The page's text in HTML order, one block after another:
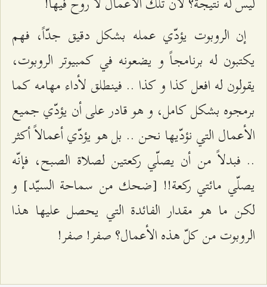
إن الروبوت يؤدّي عمله بشكل دقيق جدّاً، فهم
يكتبون له برنامجاً و يضعونه في كمبيوتر الروبوت،
يقولون له افعل كذا و كذا .. فينطلق لأداء مهامه كما
برمجوه بشكل كامل، و هو قادر على أن يؤدّي جميع
الأعمال التي نؤدّيها نحن .. بل هو يؤدّي أعمالاً أكثر
.. فبدلاً من أن يصلّي ركعتين لصلاة الصبح، فإنّه
يصلّي مائتي ركعة!! [ضحك من سماحة السيّد] و
لكن ما هو مقدار الفائدة التي يحصل عليها هذا
الروبوت من كلّ هذه الأعمال؟ صفر! صفر!